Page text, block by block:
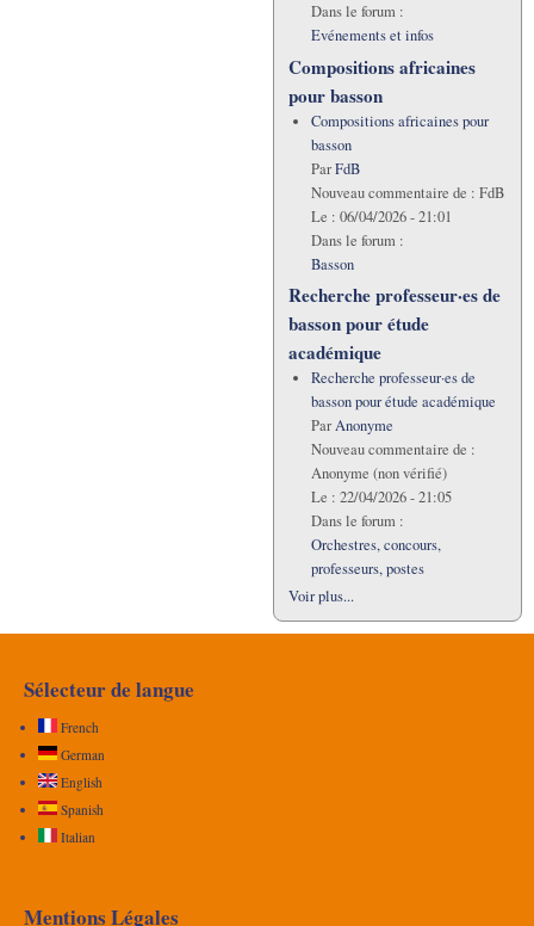
Dans le forum :
Evénements et infos
Compositions africaines
pour basson
Compositions africaines pour
basson
ParFdB
Nouveau commentaire de : FdB
Le : 06/04/2026 - 21:01
Dans le forum :
Basson
Recherche professeur·es de
basson pour étude
académique
Recherche professeur·es de
basson pour étude académique
ParAnonyme
Nouveau commentaire de :
Anonyme (non vérifié)
Le : 22/04/2026 - 21:05
Dans le forum :
Orchestres, concours,
professeurs, postes
Voir plus...
Sélecteur de langue
French
German
English
Spanish
Italian
Mentions Légales